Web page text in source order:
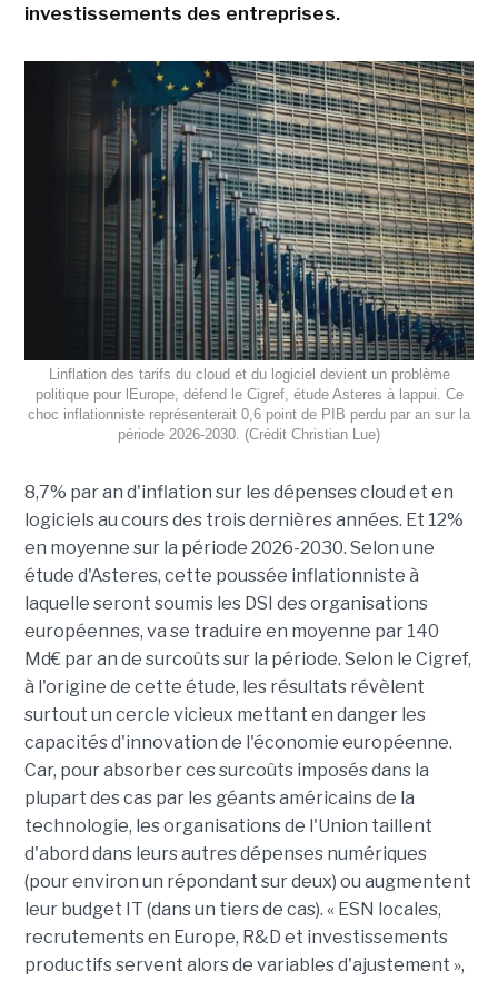
investissements des entreprises.
Linflation des tarifs du cloud et du logiciel devient un problème
politique pour lEurope, défend le Cigref, étude Asteres à lappui. Ce
choc inflationniste représenterait 0,6 point de PIB perdu par an sur la
période 2026-2030. (Crédit Christian Lue)
8,7% par an d'inflation sur les dépenses cloud et en
logiciels au cours des trois dernières années. Et 12%
en moyenne sur la période 2026-2030. Selon une
étude d'Asteres, cette poussée inflationniste à
laquelle seront soumis les DSI des organisations
européennes, va se traduire en moyenne par 140
Md€ par an de surcoûts sur la période. Selon le Cigref,
à l'origine de cette étude, les résultats révèlent
surtout un cercle vicieux mettant en danger les
capacités d'innovation de l'économie européenne.
Car, pour absorber ces surcoûts imposés dans la
plupart des cas par les géants américains de la
technologie, les organisations de l'Union taillent
d'abord dans leurs autres dépenses numériques
(pour environ un répondant sur deux) ou augmentent
leur budget IT (dans un tiers de cas). « ESN locales,
recrutements en Europe, R&D et investissements
productifs servent alors de variables d'ajustement »,